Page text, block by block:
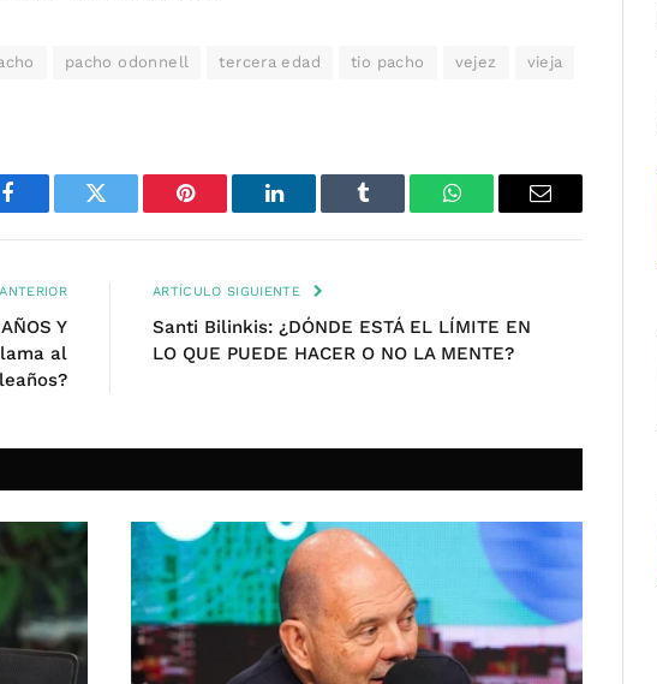
pacho odonnell tercera edad tio pacho vejez vieja
Facebook Twitter Pinterest LinkedIn Tumblr WhatsAppEmail
Y
al
ARTÍCULO SIGUIENTE
Santi Bilinkis: ¿DÓNDE ESTÁ EL LÍMITE EN
LO QUE PUEDE HACER O NO LA MENTE?